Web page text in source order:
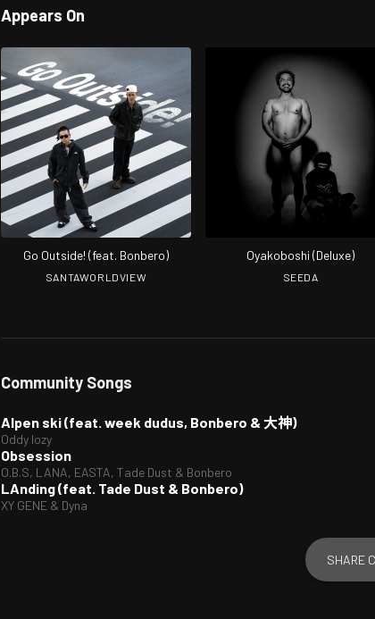
Appears On
Go Outside! (feat. Bonbero)
SANTAWORLDVIEW
Oyakoboshi (Deluxe)
SEEDA
Community Songs
Alpen ski (feat. week dudus, Bonbero & 大神)
Oddy lozy
Obsession
O.B.S, LANA, EASTA, Tade Dust & Bonbero
LAnding (feat. Tade Dust & Bonbero)
XY GENE & Dyna
SHARE